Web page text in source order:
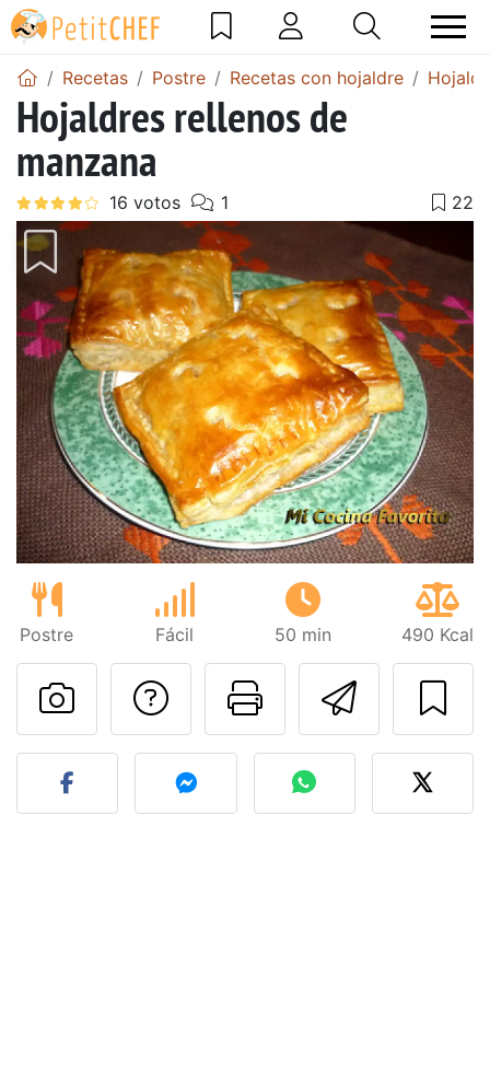
Recetas Postre Recetas con hojaldre
Hojaldres rellenos de
manzana
Postre Fácil 50 min 490 Kcal
Imprimir
Preguntar al autor
Publicar la foto de esta